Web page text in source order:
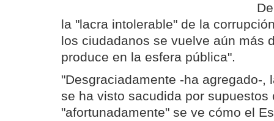
la "lacra intolerable" de la
los ciudadanos se vuelve aún más
produce en la esfera pública".
"Desgraciadamente -ha agregado-,
se ha visto sacudida por supuestos
"afortunadamente" se ve cómo el